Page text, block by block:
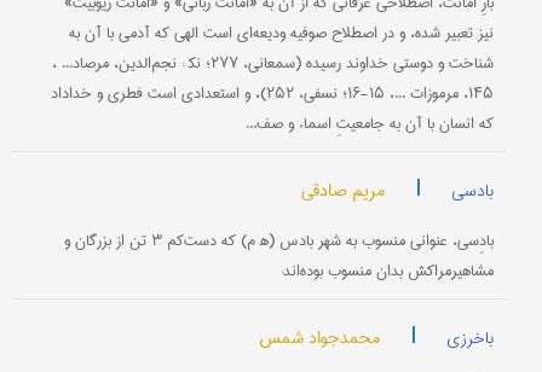
نیز تعبیر شده، و در اصطلاح صوفیه ودیعه‌ای است الهی که آدمی با آن به
شناخت و دوستی خداوند رسیده (سمعانی، ۲۷۷؛ ﻧﻜ : نجم‌الدین، مرصاد... ،
۱۴۵، مرموزات ...، ۱۵-۱۶؛ نسفی، ۲۵۲)، و استعدادی است فطری و خداداد
که انسان با آن به جامعیتِ اسماء و صف...
بادسی | مریم صادقی
بادِسی، عنوانی منسوب به شهر بادس (ﻫ م) که دست‌کم ۳ تن از بزرگان و
مشاهیرمراکش بدان منسوب بوده‌اند:
باخرزی | محمدجواد شمس